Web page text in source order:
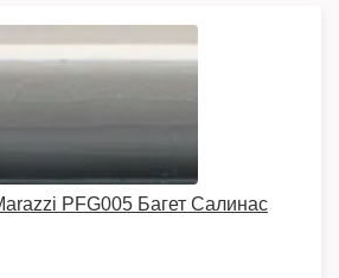
PFG005 Багет Салинас